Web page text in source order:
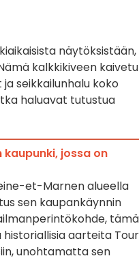
näytöksistään,
kalkkikiveen
seikkailunhalu koko
haluavat tutustua
jossa on
et-Marnen alueella
sen kaupankäynnin
tämä
aarteita Tour
unohtamatta sen